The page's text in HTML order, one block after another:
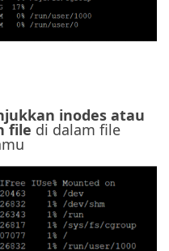
inodes atau
file di dalam file